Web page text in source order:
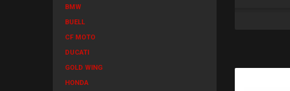
BMW
BUELL
CF MOTO
DUCATI
GOLD WING
HONDA